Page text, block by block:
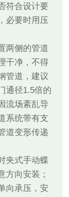
符合设计要
必要时用压
两侧的管道
干净，不得
管道，建议
通径1.5倍的
流场紊乱导
系统带有支
道变形传递
夹式手动蝶
方向安装；
向承压，安